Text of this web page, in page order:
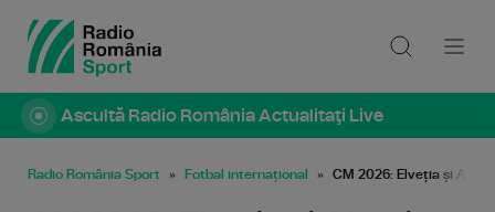
Ascultă Radio România Actualitaţi Live
Radio România Sport Fotbal internațional CM 2026: Elveția și